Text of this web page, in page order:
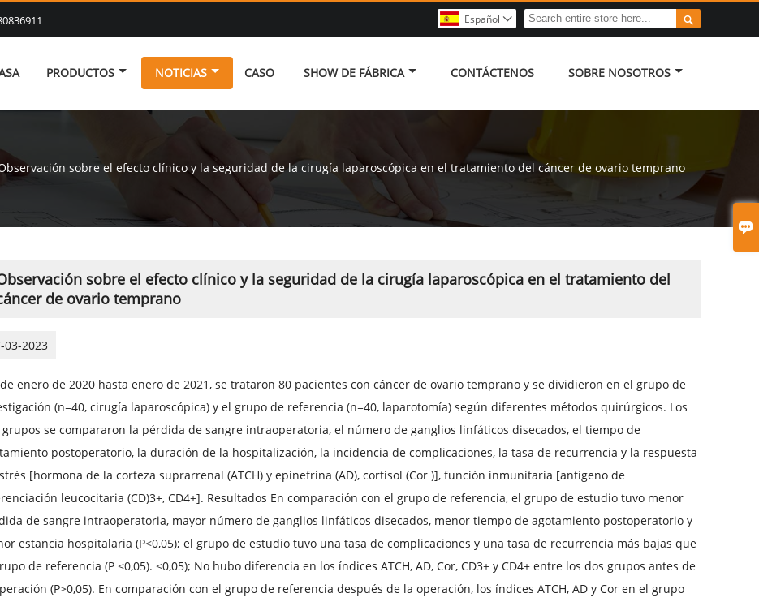


Español 
PRODUCTOS NOTICIAS CASO SHOW DE FÁBRICA CONTÁCTENOS SOBRE NOSOTROS
sobre el efecto clínico y la seguridad de la cirugía laparoscópica en el tratamiento del cáncer de ovario temprano
sobre el efecto clínico y la seguridad de la cirugía laparoscópica en el tratamiento del
de ovario temprano
03-2023
enero de 2020 hasta enero de 2021, se trataron 80 pacientes con cáncer de ovario temprano y se dividieron en el grupo de
(n=40, cirugía laparoscópica) y el grupo de referencia (n=40, laparotomía) según diferentes métodos quirúrgicos. Los
grupos se compararon la pérdida de sangre intraoperatoria, el número de ganglios linfáticos disecados, el tiempo de
postoperatorio, la duración de la hospitalización, la incidencia de complicaciones, la tasa de recurrencia y la respuesta
[hormona de la corteza suprarrenal (ATCH) y epinefrina (AD), cortisol (Cor )], función inmunitaria [antígeno de
leucocitaria (CD)3+, CD4+]. Resultados En comparación con el grupo de referencia, el grupo de estudio tuvo menor
de sangre intraoperatoria, mayor número de ganglios linfáticos disecados, menor tiempo de agotamiento postoperatorio y
estancia hospitalaria (P<0,05); el grupo de estudio tuvo una tasa de complicaciones y una tasa de recurrencia más bajas que
de referencia (P <0,05). <0,05); No hubo diferencia en los índices ATCH, AD, Cor, CD3+ y CD4+ entre los dos grupos antes de
(P>0,05). En comparación con el grupo de referencia después de la operación, los índices ATCH, AD y Cor en el grupo